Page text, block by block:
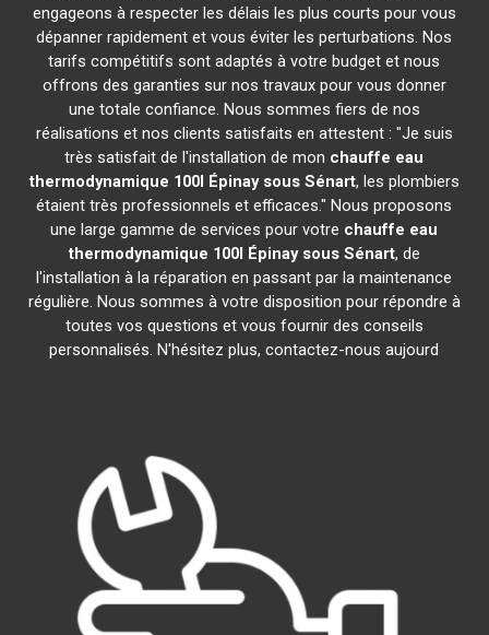
engageons à respecter les délais les plus courts pour vous
dépanner rapidement et vous éviter les perturbations. Nos
tarifs compétitifs sont adaptés à votre budget et nous
offrons des garanties sur nos travaux pour vous donner
une totale confiance. Nous sommes fiers de nos
réalisations et nos clients satisfaits en attestent : "Je suis
très satisfait de l'installation de mon chauffe eau
thermodynamique 100l Épinay sous Sénart, les plombiers
étaient très professionnels et efficaces." Nous proposons
une large gamme de services pour votre chauffe eau
thermodynamique 100l Épinay sous Sénart, de
l'installation à la réparation en passant par la maintenance
régulière. Nous sommes à votre disposition pour répondre à
toutes vos questions et vous fournir des conseils
personnalisés. N'hésitez plus, contactez-nous aujourd